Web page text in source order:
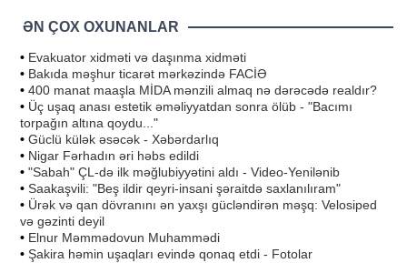
ƏN ÇOX OXUNANLAR
• Evakuator xidməti və daşınma xidməti
• Bakıda məşhur ticarət mərkəzində FACİƏ
• 400 manat maaşla MİDA mənzili almaq nə dərəcədə realdır?
• Üç uşaq anası estetik əməliyyatdan sonra ölüb - "Bacımı
torpağın altına qoydu..."
• Güclü külək əsəcək - Xəbərdarlıq
• Nigar Fərhadın əri həbs edildi
• "Sabah" ÇL-də ilk məğlubiyyətini aldı - Video-Yenilənib
• Saakaşvili: "Beş ildir qeyri-insani şəraitdə saxlanılıram"
• Ürək və qan dövranını ən yaxşı gücləndirən məşq: Velosiped
və gəzinti deyil
• Elnur Məmmədovun Muhammədi
• Şakira həmin uşaqları evində qonaq etdi - Fotolar